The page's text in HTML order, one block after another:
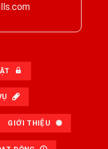
GIỚI THIỆU